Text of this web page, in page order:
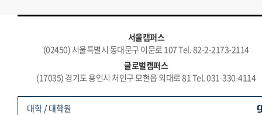
서울캠퍼스
(02450) 서울특별시 동대문구 이문로 107 Tel. 82-2-2173-2114
글로벌캠퍼스
(17035) 경기도 용인시 처인구 모현읍 외대로 81 Tel. 031-330-4114
대학 / 대학원